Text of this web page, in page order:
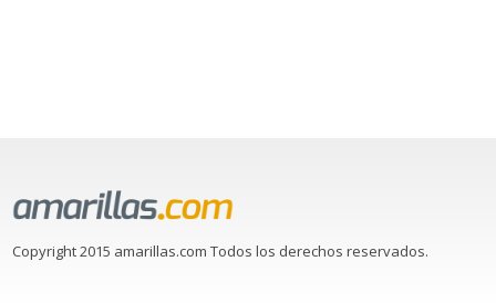
Copyright 2015 amarillas.com Todos los derechos reservados.